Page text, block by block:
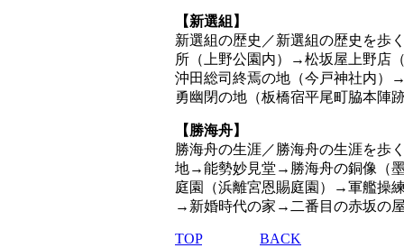
【新選組】
新選組の歴史／新選組の歴史を
所（上野公園内）→松坂屋上野店
沖田総司終焉の地（今戸神社内
勇幽閉の地（板橋宿平尾町脇本陣
【勝海舟】
勝海舟の生涯／勝海舟の生涯を
地→能勢妙見堂→勝海舟の銅像（
庭園（浜離宮恩賜庭園）→軍艦操
→新婚時代の家→二番目の赤坂の
TOP BACK